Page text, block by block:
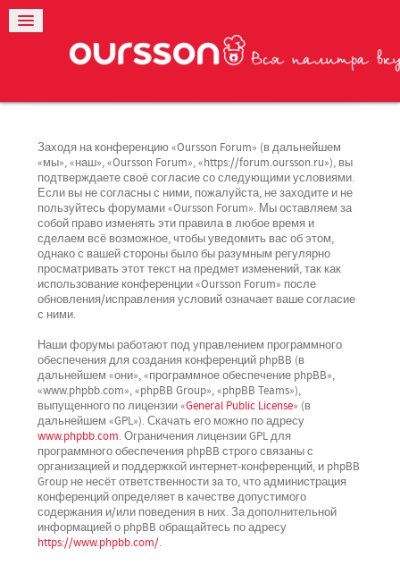
Заходя на конференцию «Oursson Forum» (в дальнейшем
«мы», «наш», «Oursson Forum», «https://forum.oursson.ru»), вы
подтверждаете своё согласие со следующими условиями.
Если вы не согласны с ними, пожалуйста, не заходите и не
пользуйтесь форумами «Oursson Forum». Мы оставляем за
собой право изменять эти правила в любое время и
сделаем всё возможное, чтобы уведомить вас об этом,
однако с вашей стороны было бы разумным регулярно
просматривать этот текст на предмет изменений, так как
использование конференции «Oursson Forum» после
обновления/исправления условий означает ваше согласие
с ними.
Наши форумы работают под управлением программного
обеспечения для создания конференций phpBB (в
дальнейшем «они», «программное обеспечение phpBB»,
«www.phpbb.com», «phpBB Group», «phpBB Teams»),
выпущенного по лицензии «General Public License» (в
дальнейшем «GPL»). Скачать его можно по адресу
www.phpbb.com. Ограничения лицензии GPL для
программного обеспечения phpBB строго связаны с
организацией и поддержкой интернет-конференций, и phpBB
Group не несёт ответственности за то, что администрация
конференций определяет в качестве допустимого
содержания и/или поведения в них. За дополнительной
информацией о phpBB обращайтесь по адресу
https://www.phpbb.com/.